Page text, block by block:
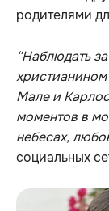
родителями
“Наблюдать
христианином
Мале и
моментов в
небесах,
социальных